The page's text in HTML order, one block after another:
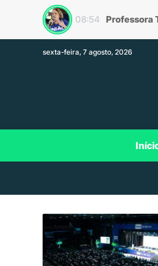
08:54
sexta-feira, 7 agosto, 2026